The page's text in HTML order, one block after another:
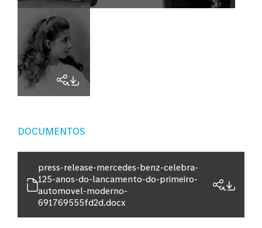
DOCUMENTOS
press-release-mercedes-benz-celebra-
125-anos-do-lancamento-do-primeiro-
automovel-moderno-
691769555fd2d.docx